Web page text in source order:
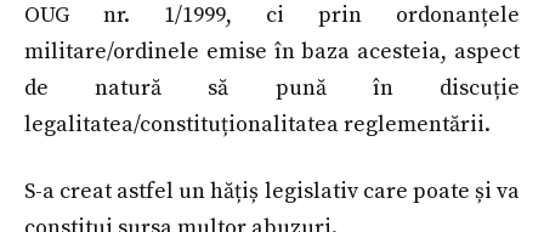
OUG nr. 1/1999, ci prin ordonanțele
militare/ordinele emise în baza acesteia, aspect
de natură să pună în discuție
legalitatea/constituționalitatea reglementării.
S-a creat astfel un hățiș legislativ care poate și va